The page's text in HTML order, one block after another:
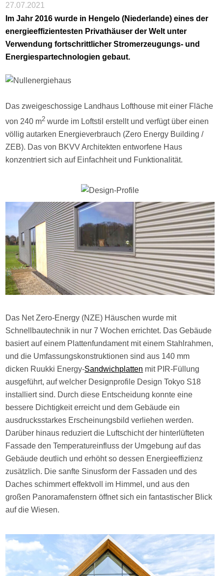
27.07.2021
Im Jahr 2016 wurde in Hengelo (Niederlande) eines der
energieeffizientesten Privathäuser der Welt unter
Verwendung fortschrittlicher Stromerzeugungs- und
Energiespartechnologien gebaut.
Das zweigeschossige Landhaus Lofthouse mit einer Fläche
von 240 m2 wurde im Loftstil erstellt und verfügt über einen
völlig autarken Energieverbrauch (Zero Energy Building /
ZEB). Das von BKVV Architekten entworfene Haus
konzentriert sich auf Einfachheit und Funktionalität.
Das Net Zero-Energy (NZE) Häuschen wurde mit
Schnellbautechnik in nur 7 Wochen errichtet. Das Gebäude
basiert auf einem Plattenfundament mit einem Stahlrahmen,
und die Umfassungskonstruktionen sind aus 140 mm
dicken Ruukki Energy-Sandwichplatten mit PIR-Füllung
ausgeführt, auf welcher Designprofile Design Tokyo S18
installiert sind. Durch diese Entscheidung konnte eine
bessere Dichtigkeit erreicht und dem Gebäude ein
ausdrucksstarkes Erscheinungsbild verliehen werden.
Darüber hinaus reduziert die Luftschicht der hinterlüfteten
Fassade den Temperatureinfluss der Umgebung auf das
Gebäude deutlich und erhöht so dessen Energieeffizienz
zusätzlich. Die sanfte Sinusform der Fassaden und des
Daches schimmert effektvoll im Himmel, und aus den
großen Panoramafenstern öffnet sich ein fantastischer Blick
auf die Wiesen.